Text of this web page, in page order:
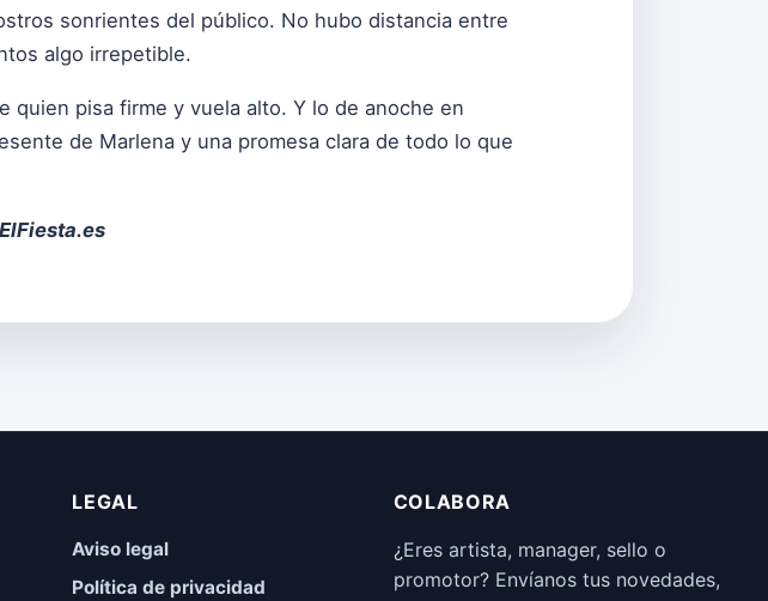
sonrientes del público. No hubo distancia entre
algo irrepetible.
quien pisa firme y vuela alto. Y lo de anoche en
de Marlena y una promesa clara de todo lo que
LEGAL
Aviso legal
Política de privacidad
COLABORA
¿Eres artista, manager, sello o
promotor? Envíanos tus novedades,